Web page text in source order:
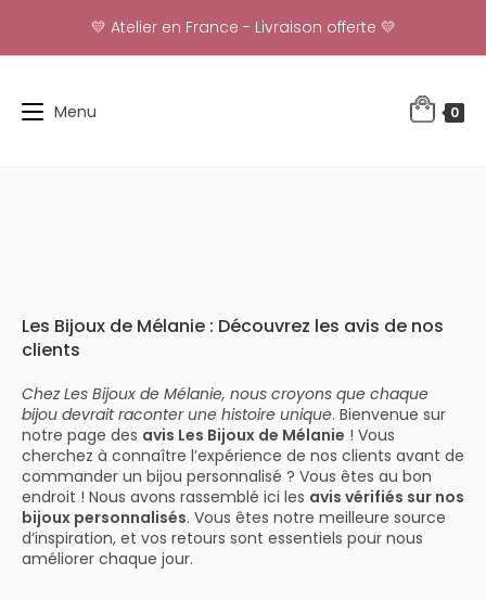
content
💛 Atelier en France - Livraison offerte 💛
Menu 0
Les Bijoux de Mélanie : Découvrez les avis de nos
clients
Chez Les Bijoux de Mélanie, nous croyons que chaque
bijou devrait raconter une histoire unique. Bienvenue sur
notre page des avis Les Bijoux de Mélanie ! Vous
cherchez à connaître l’expérience de nos clients avant de
commander un bijou personnalisé ? Vous êtes au bon
endroit ! Nous avons rassemblé ici les avis vérifiés sur nos
bijoux personnalisés. Vous êtes notre meilleure source
d’inspiration, et vos retours sont essentiels pour nous
améliorer chaque jour.